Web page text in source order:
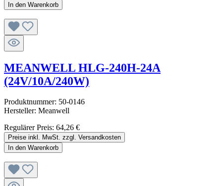
In den Warenkorb
MEANWELL HLG-240H-24A
(24V/10A/240W)
Produktnummer: 50-0146
Hersteller: Meanwell
Regulärer Preis: 64,26 €
Preise inkl. MwSt. zzgl. Versandkosten
In den Warenkorb